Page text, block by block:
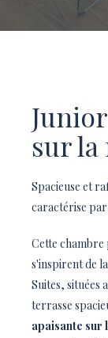
sur
Spacieuse et
caractérise
Cette chambre
s'inspirent de
Suites, situées
terrasse
apaisante sur